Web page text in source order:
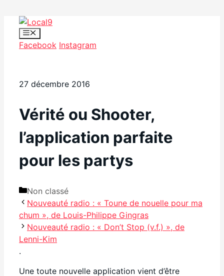
Aller
contenu
Menu
Facebook Instagram
27 décembre 2016
Vérité ou Shooter,
l’application parfaite
pour les partys
Catégories
Non classé
Nouveauté radio : « Toune de nouelle pour ma
chum », de Louis-Philippe Gingras
Nouveauté radio : « Don’t Stop (v.f.) », de
Lenni-Kim
.
Une toute nouvelle application vient d’être